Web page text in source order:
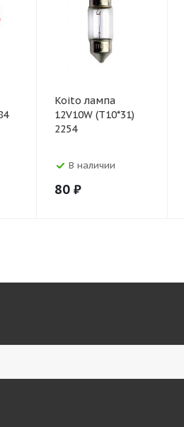
Koito лампа
12V10W (T10*31)
2254
В наличии
80 ₽